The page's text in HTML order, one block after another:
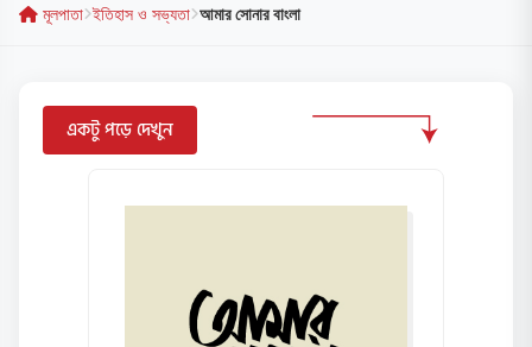
মূলপাতা ইতিহাস ও সভ্যতা আমার সোনার বাংলা
একটু পড়ে দেখুন